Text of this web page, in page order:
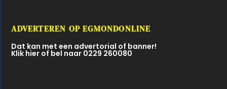
ADVERTEREN OP EGMONDONLINE
Dat kan met een advertorial of banner!
Klik hier of bel naar 0229 260080